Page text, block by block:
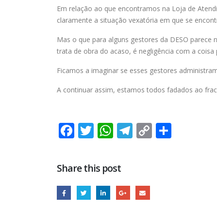
Em relação ao que encontramos na Loja de
claramente a situação vexatória em que se
Mas o que para alguns gestores da DESO
trata de obra do acaso, é negligência com a coisa
Ficamos a imaginar se esses gestores
A continuar assim, estamos todos fadados ao
Facebook
Twitter
WhatsApp
Telegram
Copy
Share this post